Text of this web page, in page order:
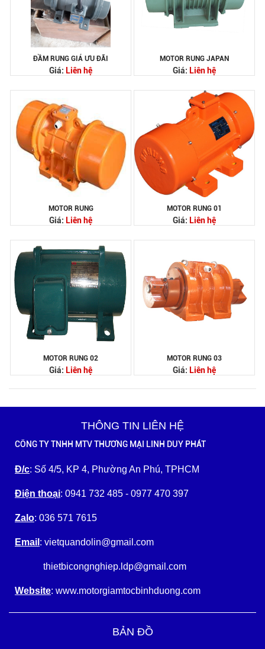
ĐẦM RUNG GIÁ ƯU ĐÃI
Giá: Liên hệ
MOTOR RUNG JAPAN
Giá: Liên hệ
MOTOR RUNG
Giá: Liên hệ
MOTOR RUNG 01
Giá: Liên hệ
MOTOR RUNG 02
Giá: Liên hệ
MOTOR RUNG 03
Giá: Liên hệ
THÔNG TIN LIÊN HỆ
CÔNG TY TNHH MTV THƯƠNG MẠI LINH DUY PHÁT
Đ/c: Số 4/5, KP 4, Phường An Phú, TPHCM
Điện thoại: 0941 732 485 - 0977 470 397
Zalo: 036 571 7615
Email : vietquandolin@gmail.com
thietbicongnghiep.ldp@gmail.com
Website: www.motorgiamtocbinhduong.com
BẢN ĐỒ